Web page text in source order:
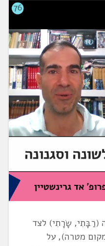
(רַבָּתִי, שָׂרָתִי) לצד
מטרה), על